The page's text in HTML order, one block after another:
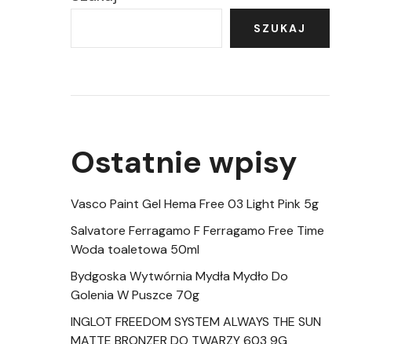
SZUKAJ
Ostatnie wpisy
Vasco Paint Gel Hema Free 03 Light Pink 5g
Salvatore Ferragamo F Ferragamo Free Time
Woda toaletowa 50ml
Bydgoska Wytwórnia Mydła Mydło Do
Golenia W Puszce 70g
INGLOT FREEDOM SYSTEM ALWAYS THE SUN
MATTE BRONZER DO TWARZY 603 9G